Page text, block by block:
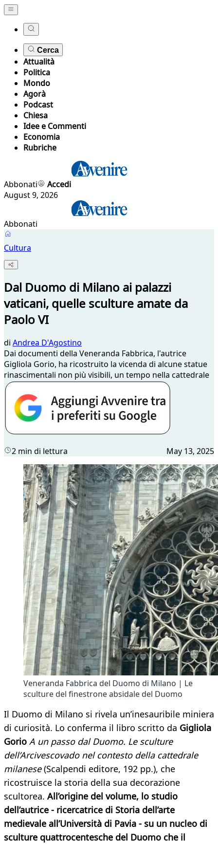
Cerca
Attualità
Politica
Mondo
Agorà
Podcast
Chiesa
Idee e Commenti
Economia
Rubriche
Abbonati
Accedi
August 9, 2026
Abbonati
Cultura
Dal Duomo di Milano ai palazzi
vaticani, quelle sculture amate da
Paolo VI
di Andrea D'Agostino
Dai documenti della Veneranda Fabbrica, l'autrice
Gigliola Gorio, ha ricostruito la vicenda di alcune statue
rinascimentali non più visibili, un tempo nella cattedrale
2 min di lettura May 13, 2025
Veneranda Fabbrica del Duomo di Milano | Le
sculture del finestrone absidale del Duomo
Il Duomo di Milano si rivela un’inesauribile miniera
di curiosità. Lo conferma il libro scritto da Gigliola
Gorio A un passo dal Duomo. Le sculture
dell’Arcivescovado nel contesto della cattedrale
milanese(Scalpendi editore, 192 pp.), che
ricostruisce la storia della sua decorazione
scultorea. All’origine del volume, lo studio
dell’autrice - ricercatrice di Storia dell’arte
medievale all’Università di Pavia - su un nucleo di
sculture quattrocentesche del Duomo che il